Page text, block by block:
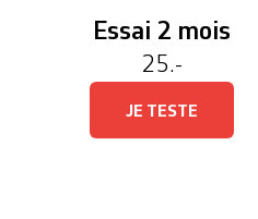
Essai 2 mois
25.-
JE TESTE